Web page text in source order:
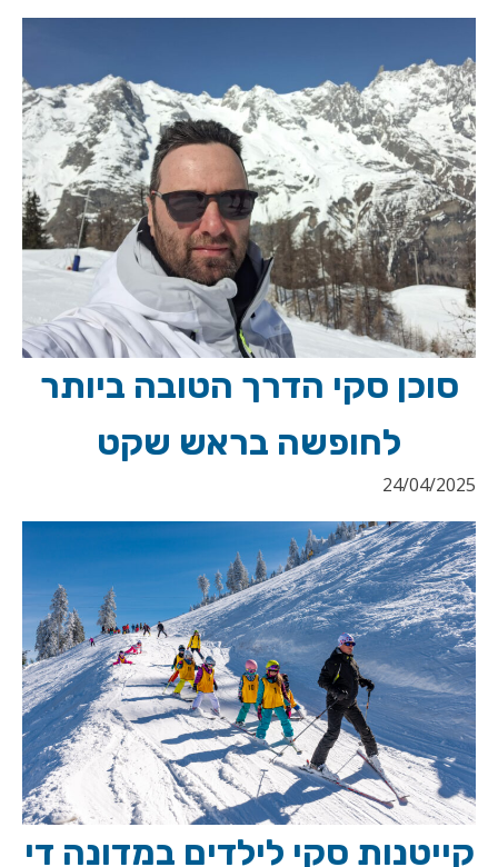
סוכן סקי הדרך הטובה ביותר
לחופשה בראש שקט
24/04/2025
קייטנות סקי לילדים במדונה די